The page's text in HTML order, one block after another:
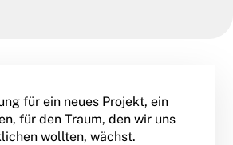
für ein neues Projekt, ein
für den Traum, den wir uns
wollten, wächst.